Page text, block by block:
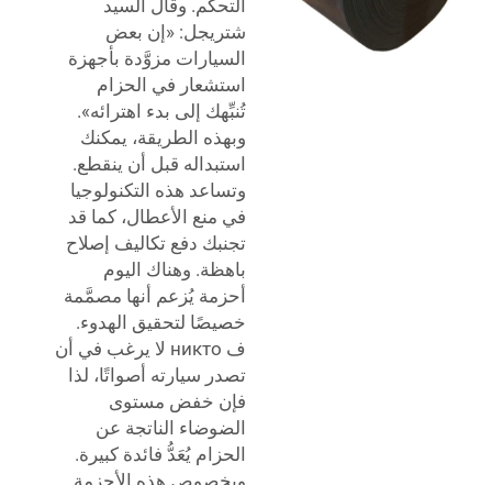
التحكم. وقال السيد
شتريجل: «إن بعض
السيارات مزوَّدة بأجهزة
استشعار في الحزام
تُنبِّهك إلى بدء اهترائه».
وبهذه الطريقة، يمكنك
استبداله قبل أن ينقطع.
وتساعد هذه التكنولوجيا
في منع الأعطال، كما قد
تجنبك دفع تكاليف إصلاح
باهظة. وهناك اليوم
أحزمة يُزعم أنها مصمَّمة
خصيصًا لتحقيق الهدوء.
ف никто لا يرغب في أن
تصدر سيارته أصواتًا، لذا
فإن خفض مستوى
الضوضاء الناتجة عن
الحزام يُعَدُّ فائدة كبيرة.
وبخصوص هذه الأحزمة